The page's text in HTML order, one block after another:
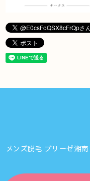
メンズ脱毛 ブリーゼ湘